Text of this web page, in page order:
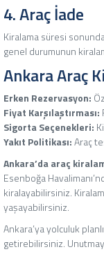
4. Araç İade
Kiralama süresi
genel durumunun
Ankara Araç
Erken Rezervasyon:
Fiyat Karşılaştırması:
Sigorta Seçenekleri:
Yakıt Politikası:Araç
Ankara’da araç
Esenboğa
kiralayabilirsiniz.
yaşayabilirsiniz.
Ankara’ya yolculuk
getirebilirsiniz.